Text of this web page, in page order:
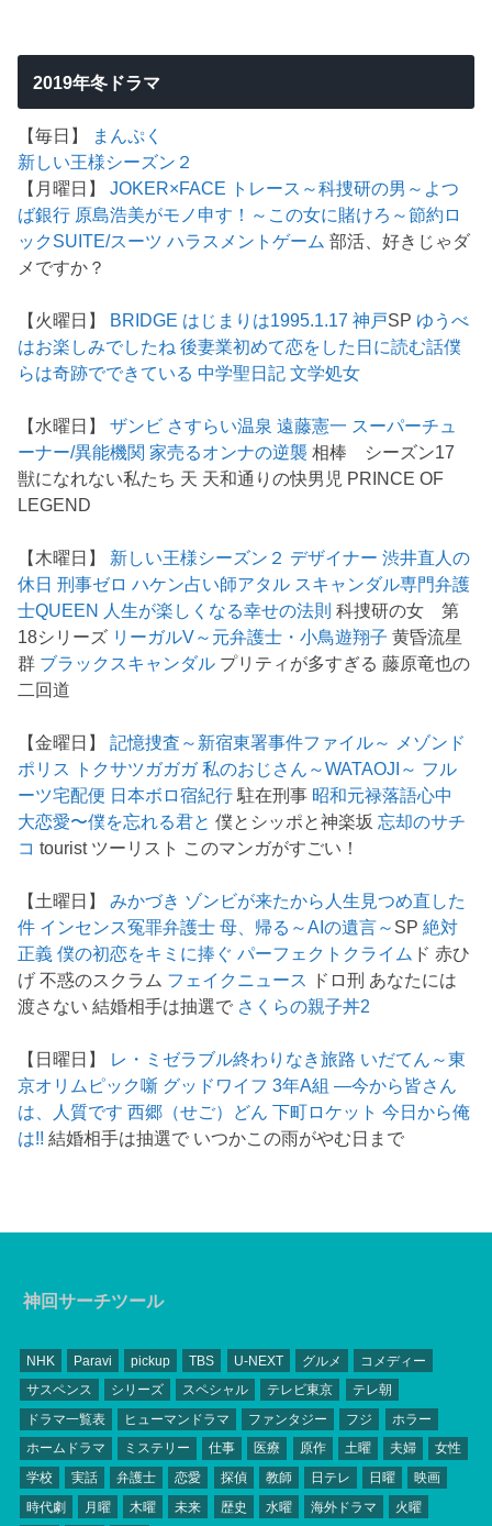
2019年冬ドラマ
【毎日】
まんぷく
新しい王様シーズン２
【月曜日】JOKER×FACE トレース～科捜研の男～ よつ
ば銀行 原島浩美がモノ申す！～この女に賭けろ～節約ロ
ック SUITE/スーツ ハラスメントゲーム 部活、好きじゃダ
メですか？
【火曜日】 BRIDGE はじまりは1995.1.17 神戸SP ゆうべ
はお楽しみでしたね 後妻業初めて恋をした日に読む話僕
らは奇跡でできている 中学聖日記 文学処女
【水曜日】ザンビ さすらい温泉 遠藤憲一 スーパーチュ
ーナー/異能機関 家売るオンナの逆襲 相棒 シーズン17
獣になれない私たち 天 天和通りの快男児 PRINCE OF
LEGEND
【木曜日】 新しい王様シーズン２ デザイナー 渋井直人の
休日 刑事ゼロ ハケン占い師アタル スキャンダル専門弁護
士QUEEN 人生が楽しくなる幸せの法則 科捜研の女 第
18シリーズ リーガルV～元弁護士・小鳥遊翔子 黄昏流星
群 ブラックスキャンダル プリティが多すぎる 藤原竜也の
二回道
【金曜日】記憶捜査～新宿東署事件ファイル～
メゾンド
ポリス
トクサツガガガ 私のおじさん～WATAOJI～ フル
ーツ宅配便 日本ボロ宿紀行 駐在刑事 昭和元禄落語心中
大恋愛〜僕を忘れる君と 僕とシッポと神楽坂忘却のサチ
コ tourist ツーリスト このマンガがすごい！
【土曜日】みかづき ゾンビが来たから人生見つめ直した
件 インセンス冤罪弁護士 母、帰る～AIの遺言～ SP絶対
正義 僕の初恋をキミに捧ぐ パーフェクトクライム ド 赤ひ
げ 不惑のスクラム フェイクニュース
ドロ刑 あなたには
渡さない 結婚相手は抽選で さくらの親子丼2
【日曜日】 レ・ミゼラブル終わりなき旅路 いだてん～東
京オリムピック噺 グッドワイフ 3年A組 ―今から皆さん
は、人質です 西郷（せご）どん 下町ロケット 今日から俺
は!! 結婚相手は抽選で いつかこの雨がやむ日まで
神回サーチツール
NHK Paravi pickup TBS U-NEXT グルメ
コメディー
サスペンス
シリーズ スペシャル テレビ東京
テレ朝
ドラマ一覧表
ヒューマンドラマ ファンタジー フジ
ホラー
ホームドラマ
ミステリー 仕事 医療 原作 土曜 夫婦
女性
学校
実話 弁護士 恋愛 探偵 教師 日テレ 日曜
映画
時代劇
月曜 木曜 未来 歴史 水曜 海外ドラマ 火曜